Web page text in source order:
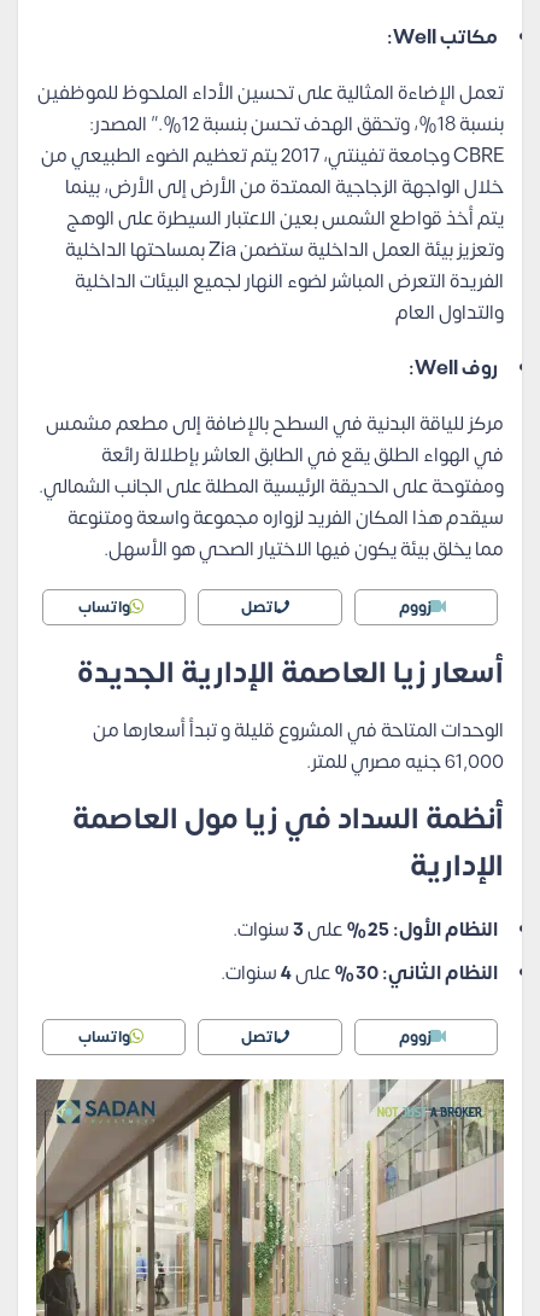
مكاتب Well:
تعمل الإضاءة المثالية على تحسين الأداء الملحوظ للموظفين
بنسبة 18%، وتحقق الهدف تحسن بنسبة 12%.” المصدر:
CBRE وجامعة تفينتي، 2017 يتم تعظيم الضوء الطبيعي من
خلال الواجهة الزجاجية الممتدة من الأرض إلى الأرض، بينما
يتم أخذ قواطع الشمس بعين الاعتبار السيطرة على الوهج
وتعزيز بيئة العمل الداخلية ستضمن Zia بمساحتها الداخلية
الفريدة التعرض المباشر لضوء النهار لجميع البيئات الداخلية
والتداول العام
روف Well:
مركز للياقة البدنية في السطح بالإضافة إلى مطعم مشمس
في الهواء الطلق يقع في الطابق العاشر بإطلالة رائعة
ومفتوحة على الحديقة الرئيسية المطلة على الجانب الشمالي.
سيقدم هذا المكان الفريد لزواره مجموعة واسعة ومتنوعة
مما يخلق بيئة يكون فيها الاختيار الصحي هو الأسهل.
زووم اتصل واتساب
أسعار زيا العاصمة الإدارية الجديدة
الوحدات المتاحة في المشروع قليلة و تبدأ أسعارها من
61,000 جنيه مصري للمتر.
أنظمة السداد في زيا مول العاصمة
الإدارية
النظام الأول:25% على
سنوات.
النظام الثاني: 30%
على4سنوات.
زووم اتصل واتساب